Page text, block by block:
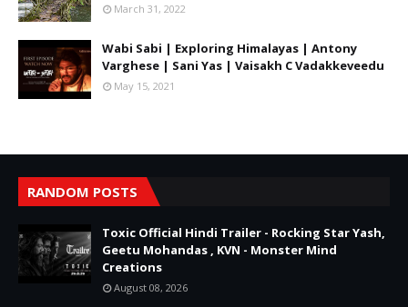
March 31, 2022
Wabi Sabi | Exploring Himalayas | Antony
Varghese | Sani Yas | Vaisakh C Vadakkeveedu
May 15, 2021
RANDOM POSTS
Toxic Official Hindi Trailer - Rocking Star Yash,
Geetu Mohandas , KVN - Monster Mind
Creations
August 08, 2026